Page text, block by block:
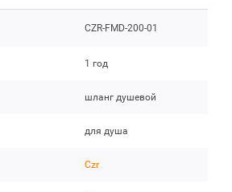
CZR-FMD-200-01
1 год
шланг душевой
для душа
Czr